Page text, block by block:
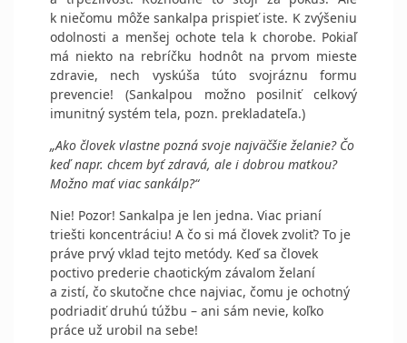
k niečomu môže sankalpa prispieť iste. K zvýšeniu
odolnosti a menšej ochote tela k chorobe. Pokiaľ
má niekto na rebríčku hodnôt na prvom mieste
zdravie, nech vyskúša túto svojráznu formu
prevencie! (Sankalpou možno posilniť celkový
imunitný systém tela, pozn. prekladateľa.)
„Ako človek vlastne pozná svoje najväčšie želanie? Čo
keď napr. chcem byť zdravá, ale i dobrou matkou?
Možno mať viac sankálp?“
Nie! Pozor! Sankalpa je len jedna. Viac prianí
triešti koncentráciu! A čo si má človek zvoliť? To je
práve prvý vklad tejto metódy. Keď sa človek
poctivo prederie chaotickým závalom želaní
a zistí, čo skutočne chce najviac, čomu je ochotný
podriadiť druhú túžbu – ani sám nevie, koľko
práce už urobil na sebe!